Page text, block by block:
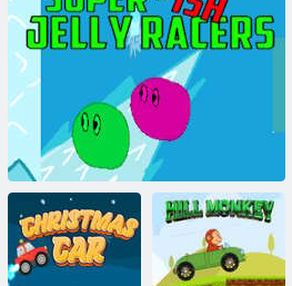
Guminis
automobilis 2
Skaitmeninis
cirko džipo
nuotykis